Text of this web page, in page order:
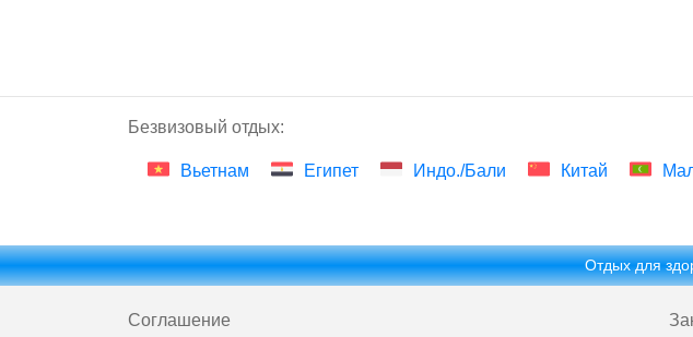
Безвизовый отдых:
Вьетнам Египет Индо./Бали Китай
Отдых для
Соглашение